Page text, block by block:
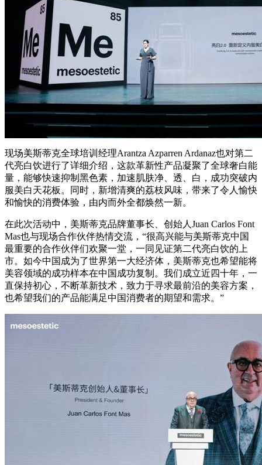
现场美斯蒂克全球培训经理Arantza Azparren Ardanaz也对第二
代亮白饮进行了详细介绍，这款革新性产品凝聚了全球奢白能
量，能够快速抑制黑色素，加速肌肤净、透、白，成功突破内
服美白天花板。同时，新增清爽的荔枝风味，带来了令人愉快
和愉快的消费体验，由内而外全都焕然一新。
在此次活动中，美斯蒂克品牌董事长、创始人Juan Carlos Font
Mas也与现场合作伙伴热情交流，“很高兴能与美斯蒂克中国
最重要的合作伙伴们欢聚一堂，一同见证第二代亮白饮的上
市。如今中国成为了世界第一大经济体，美斯蒂克也希望能将
美容领域的成功样本在中国成功复制。我们成立近四十年，一
直保持初心，不断革新技术，致力于寻求最前沿的美容方案，
也希望我们的产品能满足中国消费者的期望和需求。”